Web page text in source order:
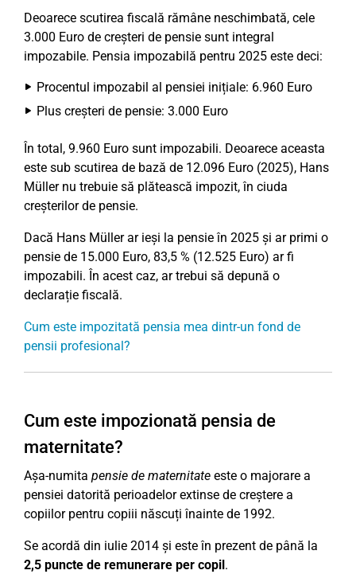
Deoarece scutirea fiscală rămâne neschimbată, cele
3.000 Euro de creșteri de pensie sunt integral
impozabile. Pensia impozabilă pentru 2025 este deci:
Procentul impozabil al pensiei inițiale: 6.960 Euro
Plus creșteri de pensie: 3.000 Euro
În total, 9.960 Euro sunt impozabili. Deoarece aceasta
este sub scutirea de bază de 12.096 Euro (2025), Hans
Müller nu trebuie să plătească impozit, în ciuda
creșterilor de pensie.
Dacă Hans Müller ar ieși la pensie în 2025 și ar primi o
pensie de 15.000 Euro, 83,5 % (12.525 Euro) ar fi
impozabili. În acest caz, ar trebui să depună o
declarație fiscală.
Cum este impozitată pensia mea dintr-un fond de
pensii profesional?
Cum este impozionată pensia de
maternitate?
Așa-numita pensie de maternitate este o majorare a
pensiei datorită perioadelor extinse de creștere a
copiilor pentru copiii născuți înainte de 1992.
Se acordă din iulie 2014 și este în prezent de până la
2,5 puncte de remunerare per copil.